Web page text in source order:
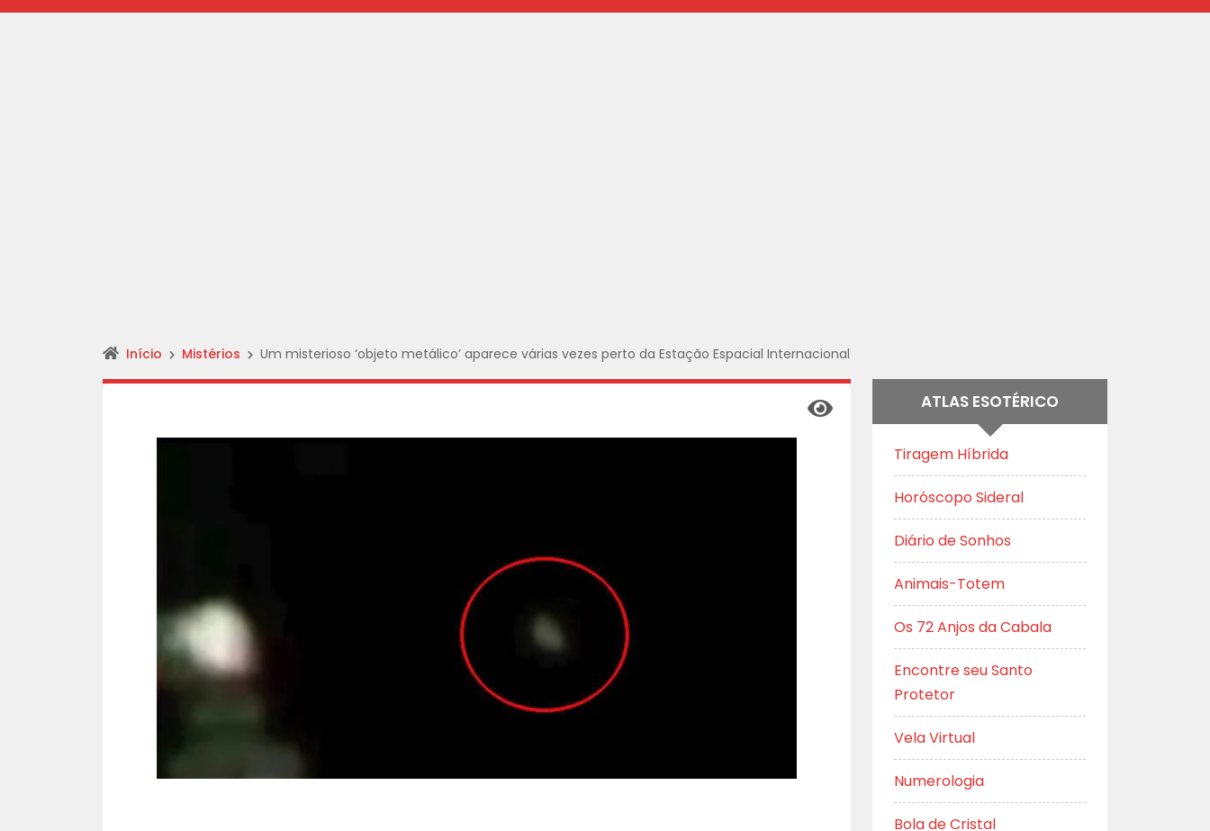
Início Mistérios Um misterioso ‘objeto metálico’ aparece várias vezes perto da Estação Espacial Internacional
ATLAS ESOTÉRICO
Tiragem Híbrida
Horóscopo Sideral
Diário de Sonhos
Animais-Totem
Os 72 Anjos da Cabala
Encontre seu Santo
Protetor
Vela Virtual
Numerologia
Bola de Cristal